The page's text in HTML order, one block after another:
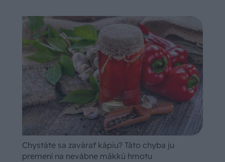
Chystáte sa zavárať kápiu? Táto chyba ju
premení na nevábne mäkkú hmotu